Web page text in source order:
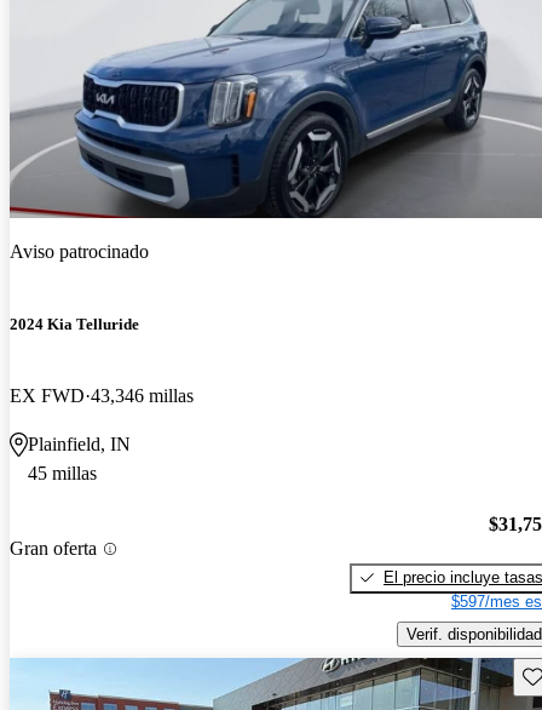
Aviso patrocinado
2024 Kia Telluride
EX FWD 43,346 millas
Plainfield, IN
45 millas
Gran oferta
El precio incluye tasas
$597/mes
Verif. disponibilidad